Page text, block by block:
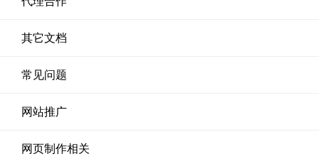
其它文档
常见问题
网站推广
网页制作相关